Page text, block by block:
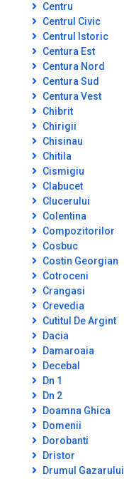
Centru
Centrul Civic
Centrul Istoric
Centura Est
Centura Nord
Centura Sud
Centura Vest
Chibrit
Chirigii
Chisinau
Chitila
Cismigiu
Clabucet
Clucerului
Colentina
Compozitorilor
Cosbuc
Costin Georgian
Cotroceni
Crangasi
Crevedia
Cutitul De Argint
Dacia
Damaroaia
Decebal
Dn 1
Dn 2
Doamna Ghica
Domenii
Dorobanti
Dristor
Drumul Gazarului